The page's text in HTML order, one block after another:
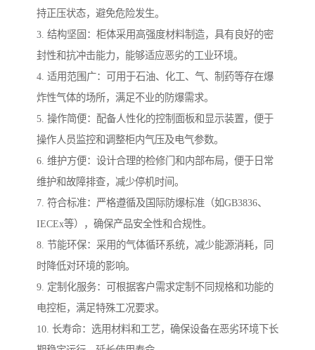
持正压状态，避免危险发生。
3. 结构坚固：柜体采用高强度材料制造，具有良好的密
封性和抗冲击能力，能够适应恶劣的工业环境。
4. 适用范围广：可用于石油、化工、气、制药等存在爆
炸性气体的场所，满足不业的防爆需求。
5. 操作简便：配备人性化的控制面板和显示装置，便于
操作人员监控和调整柜内气压及电气参数。
6. 维护方便：设计合理的检修门和内部布局，便于日常
维护和故障排查，减少停机时间。
7. 符合标准：严格遵循及国际防爆标准（如GB3836、
IECEx等），确保产品安全性和合规性。
8. 节能环保：采用的气体循环系统，减少能源消耗，同
时降低对环境的影响。
9. 定制化服务：可根据客户需求定制不同规格和功能的
电控柜，满足特殊工况要求。
10. 长寿命：选用材料和工艺，确保设备在恶劣环境下长